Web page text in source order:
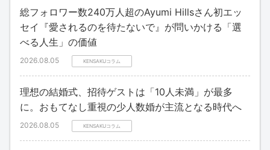
総フォロワー数240万人超のAyumi Hillsさん初エッ
セイ『愛されるのを待たないで』が問いかける「選
べる人生」の価値
2026.08.05 KENSAKUコラム
理想の結婚式、招待ゲストは「10人未満」が最多
に。おもてなし重視の少人数婚が主流となる時代へ
2026.08.05 KENSAKUコラム